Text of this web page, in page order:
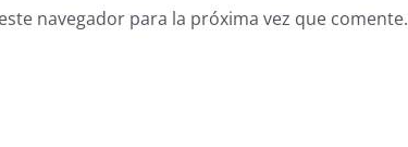
navegador para la próxima vez que comente.